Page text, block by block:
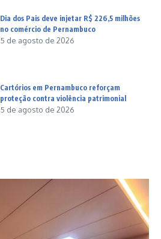
Dia dos Pais deve injetar R$ 226,5 milhões
no comércio de Pernambuco
5 de agosto de 2026
Cartórios em Pernambuco reforçam
proteção contra violência patrimonial
5 de agosto de 2026